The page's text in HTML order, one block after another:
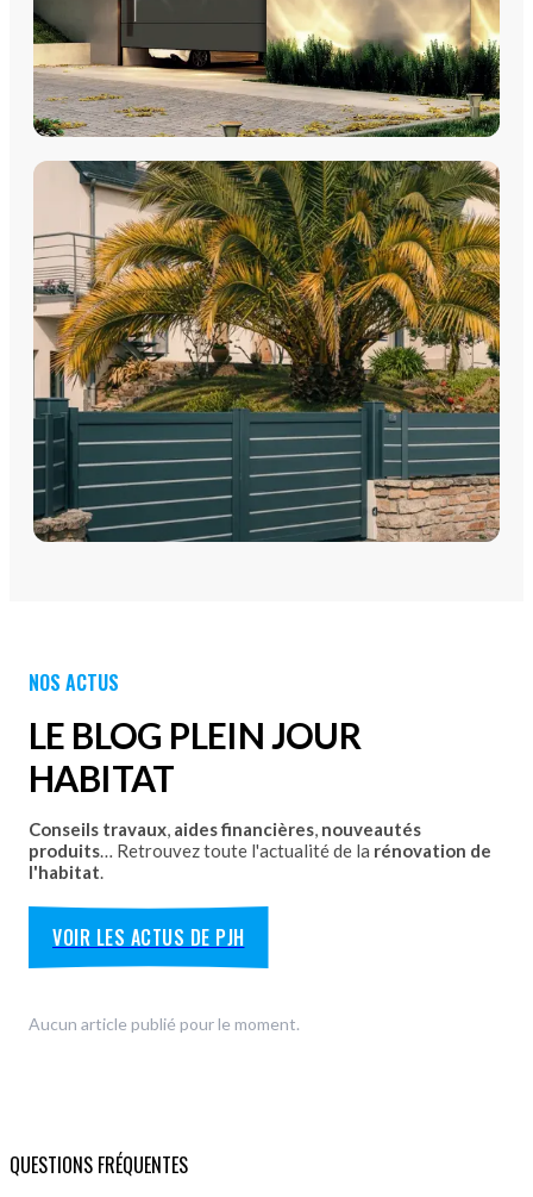
PORTES DE GARAGE
Portes de garage - Sectionnelles
Portes de garage - Battantes
Portes de garage - Latérales
Découvrez nos portes de garage sectionnelles, basculantes
et motorisées avec pose par les équipes Plein Jour Habitat.
DÉCOUVRIR
coulissants avec pose par les équipes Plein Jour Habitat.
DÉCOUVRIR
NOS ACTUS
LE BLOG PLEIN JOUR
HABITAT
Conseils travaux, aides financières, nouveautés
produits… Retrouvez toute l'actualité de la rénovation de
l'habitat.
VOIR LES ACTUS DE PJH
Aucun article publié pour le moment.
QUESTIONS FRÉQUENTES